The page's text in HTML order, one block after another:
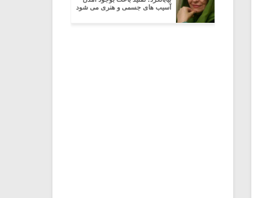
آسیب های جسمی و هنری می شود